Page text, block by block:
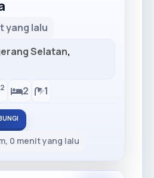
yang lalu
Selatan,
2 2 1
0 menit yang lalu